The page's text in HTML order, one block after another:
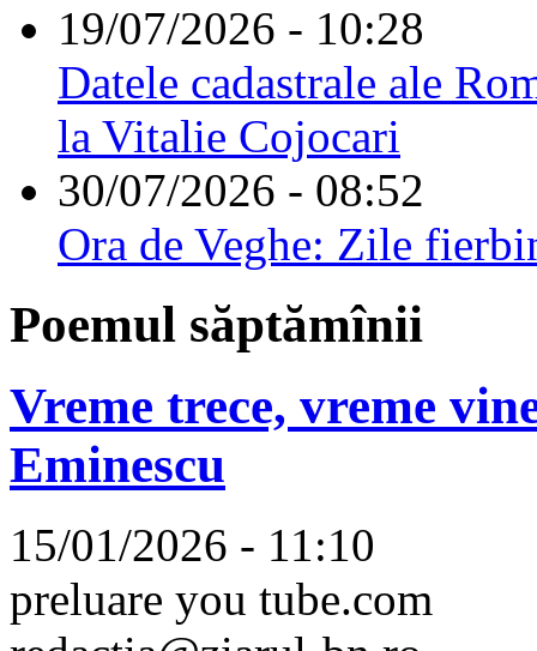
19/07/2026 - 10:28
Datele cadastrale ale
la Vitalie Cojocari
30/07/2026 - 08:52
Ora de Veghe: Zile
Poemul săptămînii
Vreme trece, vreme
Eminescu
15/01/2026 - 11:10
preluare you tube.com